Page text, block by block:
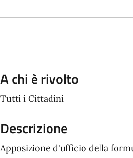
A chi è rivolto
Tutti i Cittadini
Descrizione
Apposizione d'ufficio della